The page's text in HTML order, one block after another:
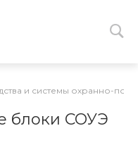
и системы охранно-
блоки СОУЭ